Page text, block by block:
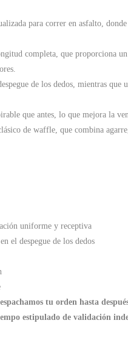
para correr en asfalto,
completa, que proporciona
de los dedos, mientras que
que antes, lo que mejora la
de waffle, que combina
uniforme y receptiva
el despegue de los dedos
tu orden hasta
estipulado de validación